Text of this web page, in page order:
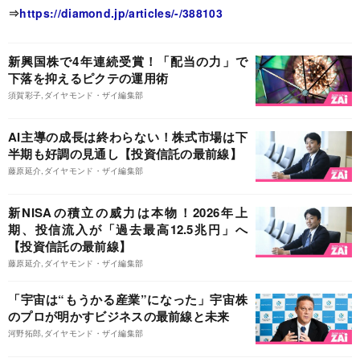
⇒https://diamond.jp/articles/-/388103
新興国株で4年連続受賞！「配当の力」で
下落を抑えるピクテの運用術
須賀彩子,ダイヤモンド・ザイ編集部
AI主導の成長は終わらない！株式市場は下
半期も好調の見通し【投資信託の最前線】
藤原延介,ダイヤモンド・ザイ編集部
新NISAの積立の威力は本物！2026年上
期、投信流入が「過去最高12.5兆円」へ
【投資信託の最前線】
藤原延介,ダイヤモンド・ザイ編集部
「宇宙は“もうかる産業”になった」宇宙株
のプロが明かすビジネスの最前線と未来
河野拓郎,ダイヤモンド・ザイ編集部